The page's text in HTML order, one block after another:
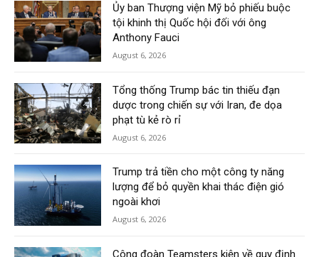
Ủy ban Thượng viện Mỹ bỏ phiếu buộc
tội khinh thị Quốc hội đối với ông
Anthony Fauci
August 6, 2026
Tổng thống Trump bác tin thiếu đạn
dược trong chiến sự với Iran, đe dọa
phạt tù kẻ rò rỉ
August 6, 2026
Trump trả tiền cho một công ty năng
lượng để bỏ quyền khai thác điện gió
ngoài khơi
August 6, 2026
Công đoàn Teamsters kiện về quy định